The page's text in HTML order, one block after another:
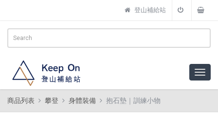
登山補給站
商品列表 攀登 身體裝備 抱石墊｜訓練小物